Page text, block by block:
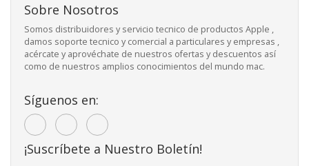
Sobre Nosotros
Somos distribuidores y servicio tecnico de productos Apple ,
damos soporte tecnico y comercial a particulares y empresas ,
acércate y aprovéchate de nuestros ofertas y descuentos así
como de nuestros amplios conocimientos del mundo mac.
Síguenos en:
¡Suscríbete a Nuestro Boletín!